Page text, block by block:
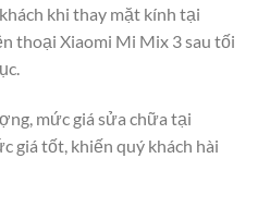
khi thay mặt kính tại
thoại Xiaomi Mi Mix 3 sau tối
mức giá sửa chữa tại
giá tốt, khiến quý khách hài